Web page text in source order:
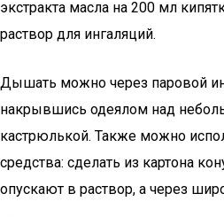
экстракта масла на 200 мл
раствор для ингаляций.
Дышать можно через паровой
накрывшись одеялом над
кастрюлькой. Также можно
средства: сделать из картона
опускают в раствор, а через